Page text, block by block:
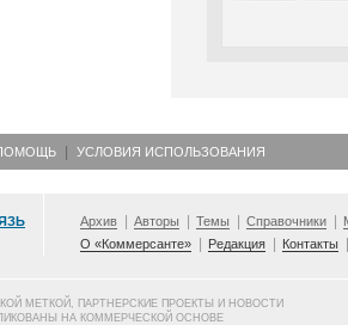
УСЛОВИЯ ИСПОЛЬЗОВАНИЯ
Архив Авторы Темы Справочники
О «Коммерсанте»
Редакция Контакты
МЕТКОЙ, ПАРТНЕРСКИЕ ПРОЕКТЫ И НОВОСТИ
НА КОММЕРЧЕСКОЙ ОСНОВЕ